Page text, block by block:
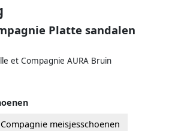
Platte sandalen
et Compagnie AURA Bruin
meisjesschoenen